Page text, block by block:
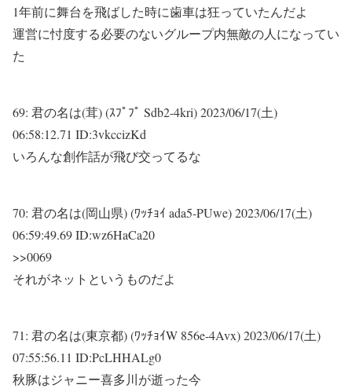
1年前に舞台を飛ばした時に歯車は狂っていたんだよ
運営に忖度する必要のないグループ内無敵の人になってい
た
69: 君の名は(茸) (ｽﾌﾟﾌﾟ Sdb2-4kri)2023/06/17(土)
06:58:12.71 ID:3vkccizKd
いろんな創作話が飛び交ってるな
70: 君の名は(岡山県) (ﾜｯﾁｮｲ ada5-PUwe)2023/06/17(土)
06:59:49.69 ID:wz6HaCa20
>>0069
それがネットというものだよ
71: 君の名は(東京都) (ﾜｯﾁｮｲW 856e-4Avx)2023/06/17(土)
07:55:56.11 ID:PcLHHALg0
秋豚はジャニー喜多川が逝った今